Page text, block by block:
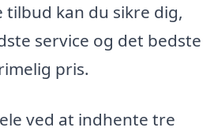
kan du sikre dig,
service og det bedste
pris.
ved at indhente tre